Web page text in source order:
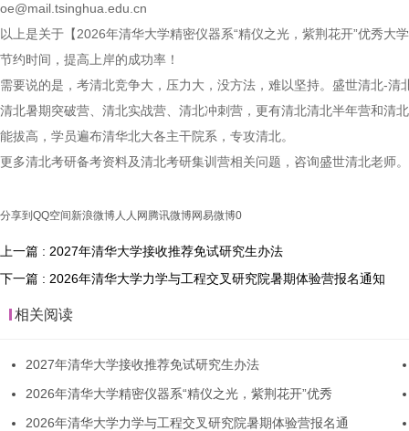
oe@mail.tsinghua.edu.cn
以上是关于【2026年清华大学精密仪器系“精仪之光，紫荆花开”优秀
节约时间，提高上岸的成功率！
需要说的是，考清北竞争大，压力大，没方法，难以坚持。盛世清北-
清北暑期突破营、清北实战营、清北冲刺营，更有清北清北半年营和清
能拔高，学员遍布清华北大各主干院系，专攻清北。
更多清北考研备考资料及清北考研集训营相关问题，咨询盛世清北老师。
分享到 QQ空间 新浪微博人人网 腾讯微博网易微博0
上一篇 : 2027年清华大学接收推荐免试研究生办法
下一篇 : 2026年清华大学力学与工程交叉研究院暑期体验营报名通知
相关阅读
2027年清华大学接收推荐免试研究生办法
2026年清华大学精密仪器系“精仪之光，紫荆花开”优秀
2026年清华大学力学与工程交叉研究院暑期体验营报名通